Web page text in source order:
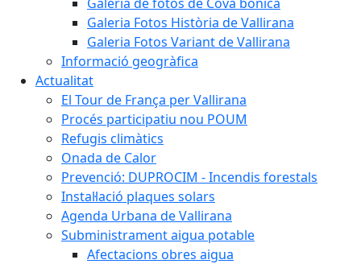
Galeria Fotos Història de Vallirana
Galeria Fotos Variant de Vallirana
Informació geogràfica
Actualitat
El Tour de França per Vallirana
Procés participatiu nou POUM
Refugis climàtics
Onada de Calor
Prevenció: DUPROCIM - Incendis forestals
Instal·lació plaques solars
Agenda Urbana de Vallirana
Subministrament aigua potable
Afectacions obres aigua